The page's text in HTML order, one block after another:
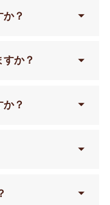
？
か？
？